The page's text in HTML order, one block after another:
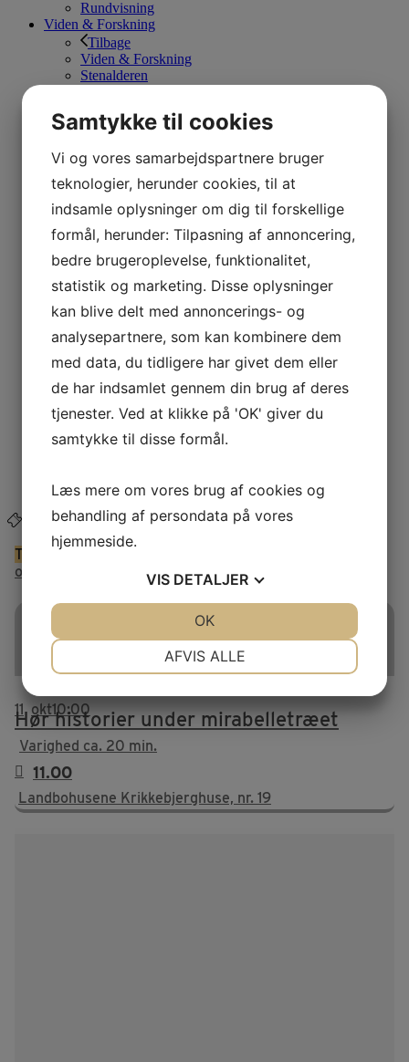
Rundvisning
Viden & Forskning
Tilbage
Viden & Forskning
Stenalderen
1800-tallet
Båldalen
Om Sagnlandet
Tilbage
Om Sagnlandet
Job i Sagnlandet Lejre
Erhvervsklub & Sponsorer
God fondsledelse
Kort over Sagnlandet Lejre
Organisation og VPAC
Støt Sagnlandet Lejre
Kontakt
Tilbage
Kontakt
Medarbejdere
Presse
Glemte sager
Webshop
Køb billet
This is a repeating event
oktober 2026 10:00
Hør historier under
mirabelletræet
11 okt10:00
Hør historier under mirabelletræet
Varighed ca. 20 min.
11.00
Landbohusene Krikkebjerghuse, nr. 19
Samtykke til cookies
Vi og vores samarbejdspartnere bruger
teknologier, herunder cookies, til at
indsamle oplysninger om dig til forskellige
formål, herunder: Tilpasning af annoncering,
bedre brugeroplevelse, funktionalitet,
statistik og marketing. Disse oplysninger
kan blive delt med annoncerings- og
analysepartnere, som kan kombinere dem
med data, du tidligere har givet dem eller
de har indsamlet gennem din brug af deres
tjenester. Ved at klikke på 'OK' giver du
samtykke til disse formål.
Læs mere om vores brug af cookies og
behandling af persondata på vores
hjemmeside.
VIS DETALJER
MARKETING STATISTIK
AFVIS ALLE
OK